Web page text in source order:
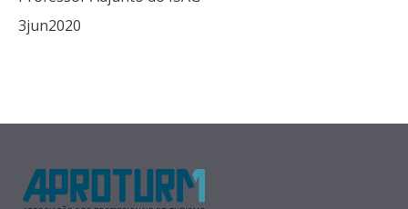
3jun2020